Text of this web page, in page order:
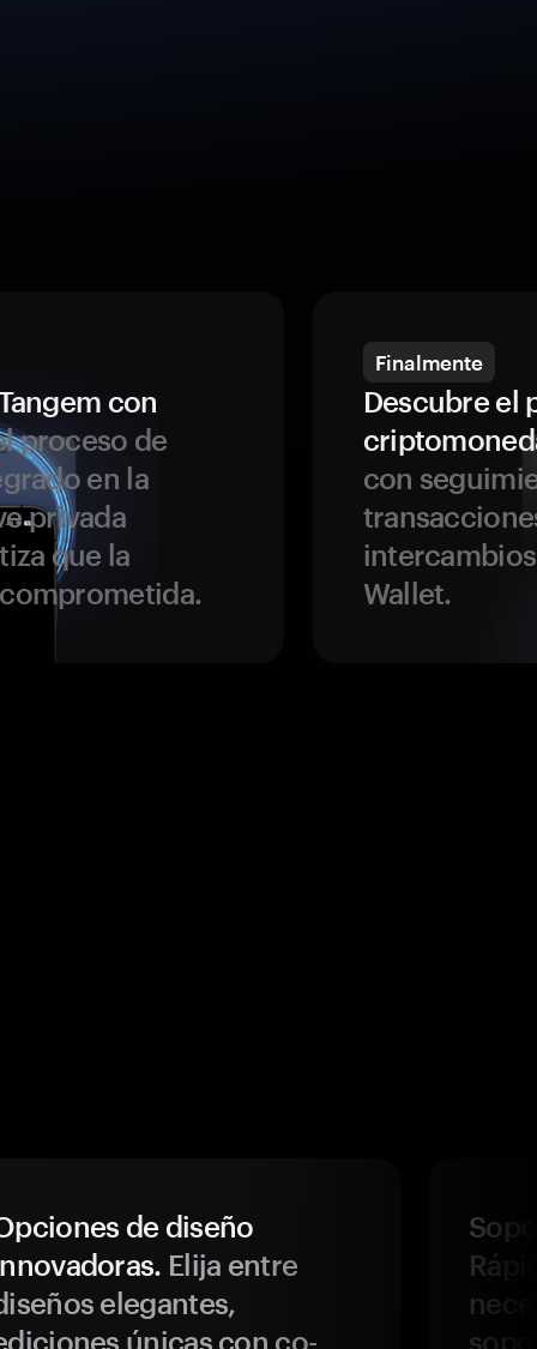
con
proceso de
en la
privada
que la
Finalmente
Descubre el
con
Wallet.
de diseño
Elija entre
elegantes,
únicas con co-